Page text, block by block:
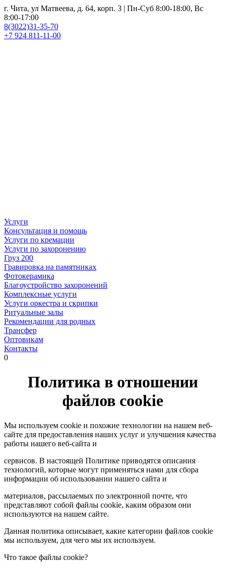
г. Чита, ул Матвеева, д. 64, корп. 3 | Пн-Суб 8:00-18:00, Вс
8:00-17:00
8(3022)31-35-70
+7 924 811-11-00
Услуги
Консультация и помощь
Услуги по кремации
Услуги по захоронению
Груз 200
Гравировка на памятниках
Фотокерамика
Благоустройство захоронений
Комплексные услуги
Услуги оркестра и скрипки
Ритуальные залы
Рекомендации для родных
Трансфер
Оптовикам
Контакты
0
Политика в отношении
файлов cookie
Мы используем cookie и похожие технологии на нашем веб-
сайте для предоставления наших услуг и улучшения качества
работы нашего веб-сайта и
сервисов. В настоящей Политике приводятся описания
технологий, которые могут применяться нами для сбора
информации об использовании нашего сайта и
материалов, рассылаемых по электронной почте, что
представляют собой файлы cookie, каким образом они
используются на нашем сайте.
Данная политика описывает, какие категории файлов cookie
мы используем, для чего мы их используем.
Что такое файлы cookie?